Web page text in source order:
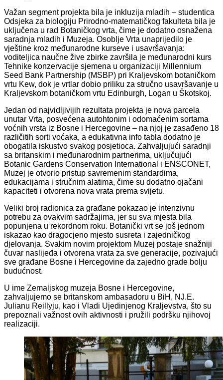
Važan segment projekta bila je inkluzija mladih – studentica
Odsjeka za biologiju Prirodno-matematičkog fakulteta bila je
uključena u rad Botaničkog vrta, čime je dodatno osnažena
saradnja mladih i Muzeja. Osoblje Vrta unaprijedilo je
vještine kroz međunarodne kurseve i usavršavanja:
voditeljica naučne žive zbirke završila je međunarodni kurs
Tehnike konzervacije sjemena u organizaciji Millennium
Seed Bank Partnership (MSBP) pri Kraljevskom botaničkom
vrtu Kew, dok je vrtlar dobio priliku za stručno usavršavanje u
Kraljevskom botaničkom vrtu Edinburgh, Logan u Škotskoj.
Jedan od najvidljivijih rezultata projekta je nova parcela
unutar Vrta, posvećena autohtonim i odomaćenim sortama
voćnih vrsta iz Bosne i Hercegovine – na njoj je zasađeno 18
različitih sorti voćaka, a edukativna info tabla dodatno je
obogatila iskustvo svakog posjetioca. Zahvaljujući saradnji
sa britanskim i međunarodnim partnerima, uključujući
Botanic Gardens Conservation International i ENSCONET,
Muzej je otvorio pristup savremenim standardima,
edukacijama i stručnim alatima, čime su dodatno ojačani
kapaciteti i otvorena nova vrata prema svijetu.
Veliki broj radionica za građane pokazao je intenzivnu
potrebu za ovakvim sadržajima, jer su sva mjesta bila
popunjena u rekordnom roku. Botanički vrt se još jednom
iskazao kao dragocjeno mjesto susreta i zajedničkog
djelovanja. Svakim novim projektom Muzej postaje snažniji
čuvar naslijeđa i otvorena vrata za sve generacije, pozivajući
sve građane Bosne i Hercegovine da zajedno grade bolju
budućnost.
U ime Zemaljskog muzeja Bosne i Hercegovine,
zahvaljujemo se britanskom ambasadoru u BiH, NJ.E.
Julianu Reillyju, kao i Vladi Ujedinjenog Kraljevstva, što su
prepoznali važnost ovih aktivnosti i pružili podršku njihovoj
realizaciji.